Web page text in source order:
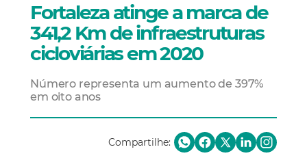
Fortaleza atinge a marca de
341,2 Km de infraestruturas
cicloviárias em 2020
Número representa um aumento de 397%
em oito anos
Compartilhe: